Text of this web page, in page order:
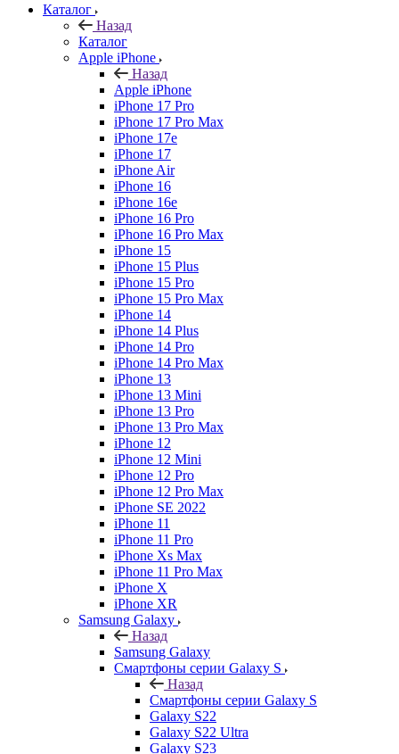
Каталог
Назад
Каталог
Apple iPhone
Назад
Apple iPhone
iPhone 17 Pro
iPhone 17 Pro Max
iPhone 17e
iPhone 17
iPhone Air
iPhone 16
iPhone 16e
iPhone 16 Pro
iPhone 16 Pro Max
iPhone 15
iPhone 15 Plus
iPhone 15 Pro
iPhone 15 Pro Max
iPhone 14
iPhone 14 Plus
iPhone 14 Pro
iPhone 14 Pro Max
iPhone 13
iPhone 13 Mini
iPhone 13 Pro
iPhone 13 Pro Max
iPhone 12
iPhone 12 Mini
iPhone 12 Pro
iPhone 12 Pro Max
iPhone SE 2022
iPhone 11
iPhone 11 Pro
iPhone Xs Max
iPhone 11 Pro Max
iPhone X
iPhone XR
Samsung Galaxy
Назад
Samsung Galaxy
Смартфоны серии Galaxy S
Назад
Смартфоны серии Galaxy S
Galaxy S22
Galaxy S22 Ultra
Galaxy S23